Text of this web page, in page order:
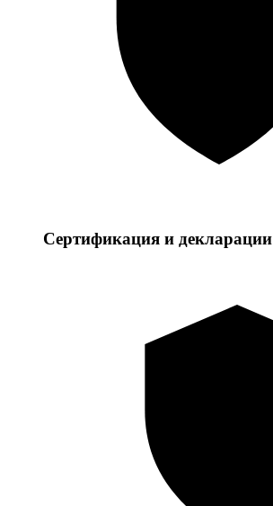
Сертификация и декларации